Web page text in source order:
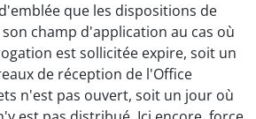
que les dispositions de
champ d'application au cas où
est sollicitée expire, soit un
de réception de l'Office
n'est pas ouvert, soit un jour où